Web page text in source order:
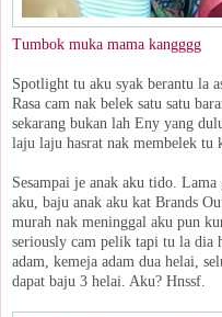
Tumbok muka mama kangggg
Spotlight tu aku syak berantu la
Rasa cam nak belek satu satu
sekarang bukan lah Eny yang
laju laju hasrat nak membelek tu
Sesampai je anak aku tido.
aku, baju anak aku kat Brands
murah nak meninggal aku pun
seriously cam pelik tapi tu la dia
adam, kemeja adam dua helai,
dapat baju 3 helai. Aku? Hnssf.